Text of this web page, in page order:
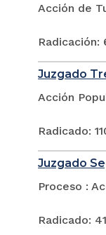
Acción de
Radicación:
Juzgado
Acción
Radicado:
Juzgado
Proceso :
Radicado: